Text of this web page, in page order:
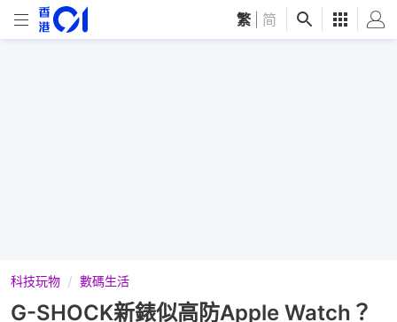
繁 简
科技玩物 數碼生活
G-SHOCK新錶似高防Apple Watch？